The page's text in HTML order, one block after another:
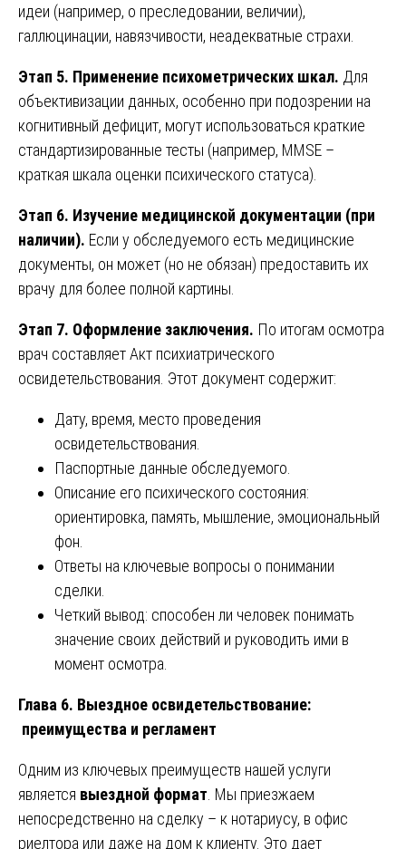
идеи (например, о преследовании, величии),
галлюцинации, навязчивости, неадекватные страхи.
Этап 5. Применение психометрических шкал. Для
объективизации данных, особенно при подозрении на
когнитивный дефицит, могут использоваться краткие
стандартизированные тесты (например, MMSE –
краткая шкала оценки психического статуса).
Этап 6. Изучение медицинской документации (при
наличии). Если у обследуемого есть медицинские
документы, он может (но не обязан) предоставить их
врачу для более полной картины.
Этап 7. Оформление заключения. По итогам осмотра
врач составляет Акт психиатрического
освидетельствования. Этот документ содержит:
Дату, время, место проведения
освидетельствования.
Паспортные данные обследуемого.
Описание его психического состояния:
ориентировка, память, мышление, эмоциональный
фон.
Ответы на ключевые вопросы о понимании
сделки.
Четкий вывод: способен ли человек понимать
значение своих действий и руководить ими в
момент осмотра.
Глава 6. Выездное освидетельствование:
преимущества и регламент
Одним из ключевых преимуществ нашей услуги
является выездной формат . Мы приезжаем
непосредственно на сделку – к нотариусу, в офис
риелтора или даже на дом к клиенту. Это дает